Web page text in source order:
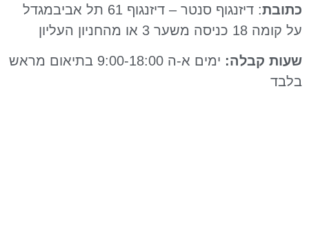
: דיזנגוף סנטר – דיזנגוף 61 תל אביבמגדל
18 כניסה משער 3 או מהחניון העליון
קבלה:
ימים א-ה 9:00-18:00 בתיאום מראש